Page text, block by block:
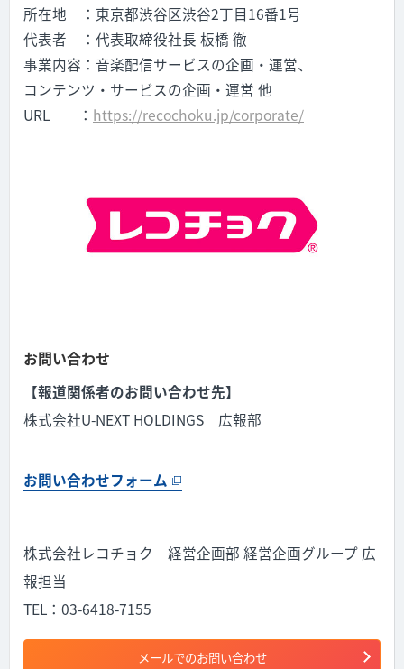
所在地 ：東京都渋谷区渋谷2丁目16番1号
代表者 ：代表取締役社長 板橋 徹
事業内容：音楽配信サービスの企画・運営、
コンテンツ・サービスの企画・運営 他
URL ： https://recochoku.jp/corporate/
お問い合わせ
【報道関係者のお問い合わせ先】
株式会社U-NEXT HOLDINGS 広報部
お問い合わせフォーム
株式会社レコチョク 経営企画部 経営企画グループ 広
報担当
TEL：03-6418-7155
メールでのお問い合わせ